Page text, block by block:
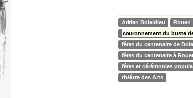
Adrien Boieldieu Rouen
couronnement du buste
fêtes du centenaire de
fêtes du centenaire à
fêtes et cérémonies
théâtre des Arts